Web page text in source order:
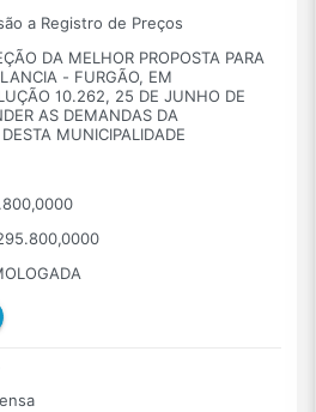
a Registro de Preços
DA MELHOR PROPOSTA PARA
- FURGÃO, EM
10.262, 25 DE JUNHO DE
AS DEMANDAS DA
MUNICIPALIDADE